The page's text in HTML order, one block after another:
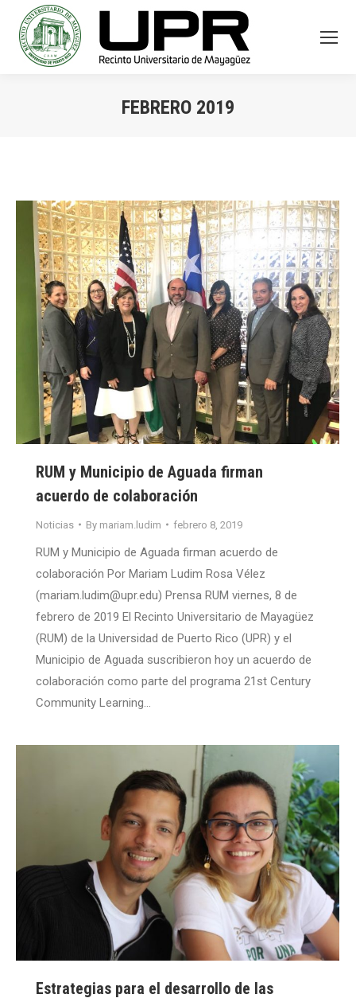
FEBRERO 2019
RUM y Municipio de Aguada firman
acuerdo de colaboración
Noticias By mariam.ludim febrero 8, 2019
RUM y Municipio de Aguada firman acuerdo de
colaboración Por Mariam Ludim Rosa Vélez
(mariam.ludim@upr.edu) Prensa RUM viernes, 8 de
febrero de 2019 El Recinto Universitario de Mayagüez
(RUM) de la Universidad de Puerto Rico (UPR) y el
Municipio de Aguada suscribieron hoy un acuerdo de
colaboración como parte del programa 21st Century
Community Learning…
Estrategias para el desarrollo de las